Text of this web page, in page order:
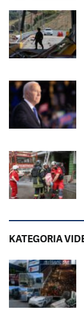
KATEGORIA